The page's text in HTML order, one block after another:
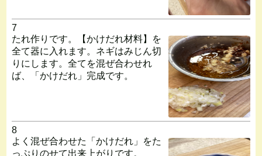
7
たれ作りです。【かけだれ材料】を
全て器に入れます。ネギはみじん切
りにします。全てを混ぜ合わせれ
ば、「かけだれ」完成です。
8
よく混ぜ合わせた「かけだれ」をた
っぷりのせて出来上がりです。